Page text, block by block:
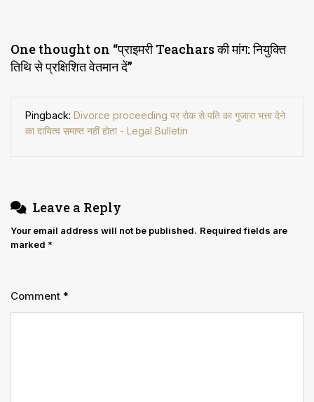
One thought on “प्राइमरी Teachars की मांग: नियुक्ति
तिथि से प्रक्षिशित वेतमान दें”
Pingback: Divorce proceeding पर रोक से पति का गुजारा भत्ता देने
का दायित्व समाप्त नहीं होता - Legal Bulletin
Leave a Reply
Your email address will not be published. Required fields are
marked *
Comment *